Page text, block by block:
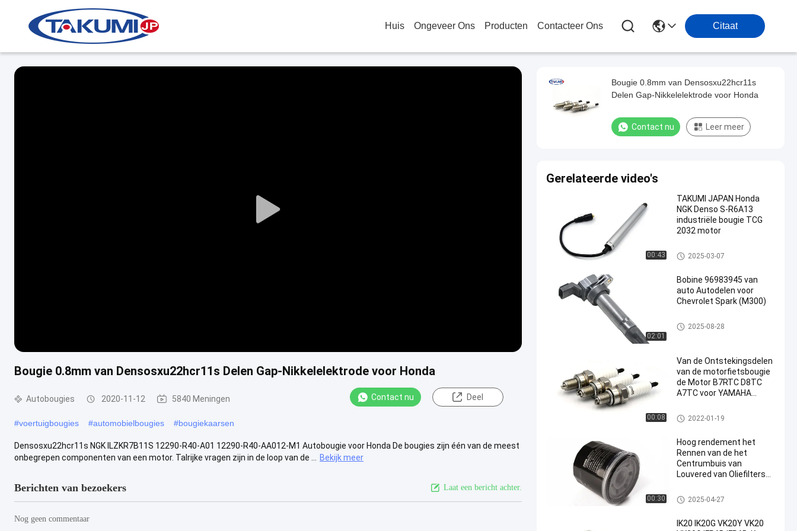
Huis Ongeveer Ons Producten Contacteer Ons Citaat
Play
Bougie 0.8mm van Densosxu22hcr11s Delen Gap-Nikkelelektrode voor Honda
Autobougies 2020-11-12 5840 Meningen Contact nu Deel
#voertuigbougies #automobielbougies #bougiekaarsen
Densosxu22hcr11s NGK ILZKR7B11S 12290-R40-A01 12290-R40-AA012-M1 Autobougie voor Honda De bougies zijn één van de meest
onbegrepen componenten van een motor. Talrijke vragen zijn in de loop van de ...
Bekijk meer
Berichten van bezoekers Laat een bericht achter.
Nog geen commentaar
Bougie 0.8mm van Densosxu22hcr11s
Delen Gap-Nikkelelektrode voor Honda
Contact nu Leer meer
Gerelateerde video's
00:43
TAKUMI JAPAN Honda
NGK Denso S-R6A13
industriële bougie TCG
2032 motor
Autobougies
2025-03-07
02:01
Bobine 96983945 van
auto Autodelen voor
Chevrolet Spark (M300)
autobobine
2025-08-28
00:08
Van de Ontstekingsdelen
van de motorfietsbougie
de Motor B7RTC D8TC
A7TC voor YAMAHA
Motorfietsbougies
2022-01-19
00:30
Hoog rendement het
Rennen van de het
Centrumbuis van
Louvered van Oliefilters
Stroomweerstand
de filter van de motorolie
2025-04-27
IK20 IK20G VK20Y VK20